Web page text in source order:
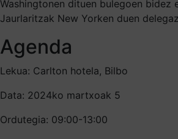
Washingtonen dituen bulegoen bidez
Jaurlaritzak New Yorken duen
Agenda
Lekua: Carlton hotela, Bilbo
Data: 2024ko martxoak 5
Ordutegia: 09:00-13:00